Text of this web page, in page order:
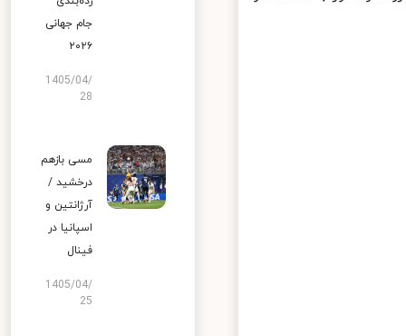
جام جهانی
۲۰۲۶
1405/04/
28
مسی بازهم
درخشید /
آرژانتین و
اسپانیا در
فینال
1405/04/
25